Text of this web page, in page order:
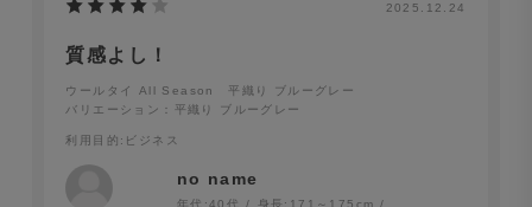
2025.12.24
質感よし！
ウールタイ All Season 平織り ブルーグレー
バリエーション：平織り ブルーグレー
利用目的 :ビジネス
no name
年代:40代 身長: 171～175cm